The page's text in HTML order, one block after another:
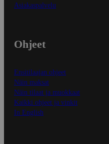
Asiakaspalvelu
Ohjeet
Ensitilaajan ohjeet
Näin maksat
Näin tilaat ja muokkaat
Kaikki ohjeet ja vinkit
In English